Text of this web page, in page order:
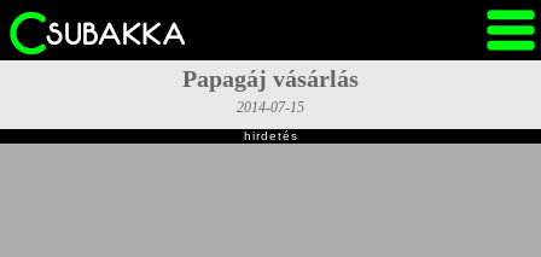
Papagáj vásárlás
2014-07-15
hirdetés